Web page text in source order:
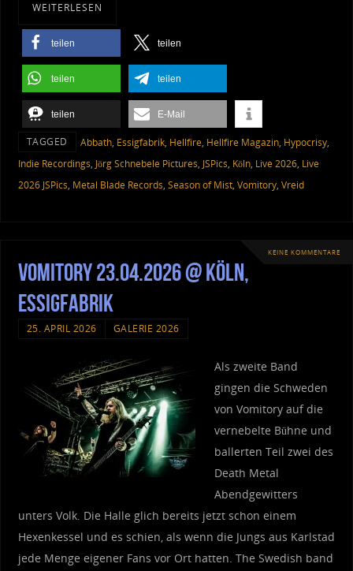
WEITERLESEN
teilen teilen
teilen teilen
teilen E-Mail
TAGGED Abbath, Essigfabrik, Hellfire, Hellfire Magazin, Hypocrisy,
Indie Recordings, Jörg Schnebele Pictures, JSPics, Köln, Live 2026, Live
2026 JSPics, Metal Blade Records, Season of Mist, Vomitory, Vreid
KEINE KOMMENTARE
Vomitory 23.04.2026 @ Köln,
Essigfabrik
25. APRIL 2026 GALERIE 2026
Als zweite Band
gingen die Schweden
von Vomitory auf die
vernebelte Bühne und
ballerten Teil zwei des
Death Metal
Abendgewitters
unters Volk. Die Halle glich bereits jetzt schon einem
Hexenkessel und es schien, als wenn die Jungs aus Karlstad
jede Menge eigener Fans vor Ort hatten. The Swedish band